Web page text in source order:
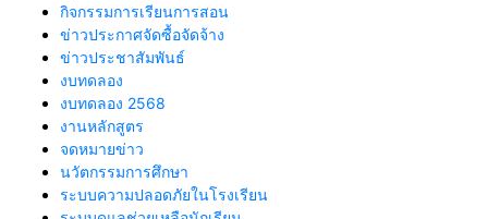
กิจกรรมการเรียนการสอน
ข่าวประกาศจัดซื้อจัดจ้าง
ข่าวประชาสัมพันธ์
งบทดลอง
งบทดลอง 2568
งานหลักสูตร
จดหมายข่าว
นวัตกรรมการศึกษา
ระบบความปลอดภัยในโรงเรียน